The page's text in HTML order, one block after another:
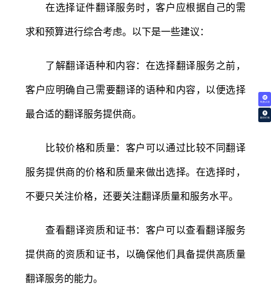
免费试译
翻译价格
在选择证件翻译服务时，客户应根据自己的需
求和预算进行综合考虑。以下是一些建议：
了解翻译语种和内容：在选择翻译服务之前，
客户应明确自己需要翻译的语种和内容，以便选择
最合适的翻译服务提供商。
比较价格和质量：客户可以通过比较不同翻译
服务提供商的价格和质量来做出选择。在选择时，
不要只关注价格，还要关注翻译质量和服务水平。
查看翻译资质和证书：客户可以查看翻译服务
提供商的资质和证书，以确保他们具备提供高质量
翻译服务的能力。